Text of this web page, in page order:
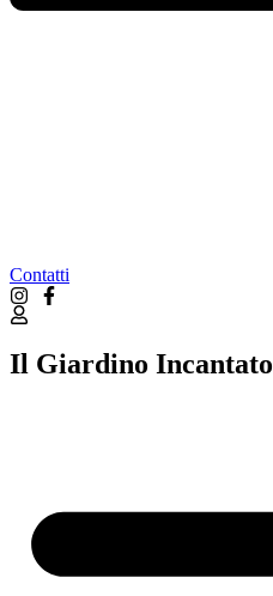
Contatti
Il Giardino Incantato